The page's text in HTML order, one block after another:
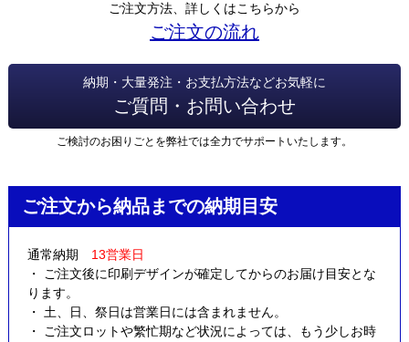
ご注文方法、詳しくはこちらから
ご注文の流れ
納期・大量発注・お支払方法などお気軽に
ご質問・お問い合わせ
ご検討のお困りごとを弊社では全力でサポートいたします。
ご注文から納品までの納期目安
通常納期 13営業日
・ ご注文後に印刷デザインが確定してからのお届け目安とな
ります。
・ 土、日、祭日は営業日には含まれません。
・ ご注文ロットや繁忙期など状況によっては、もう少しお時